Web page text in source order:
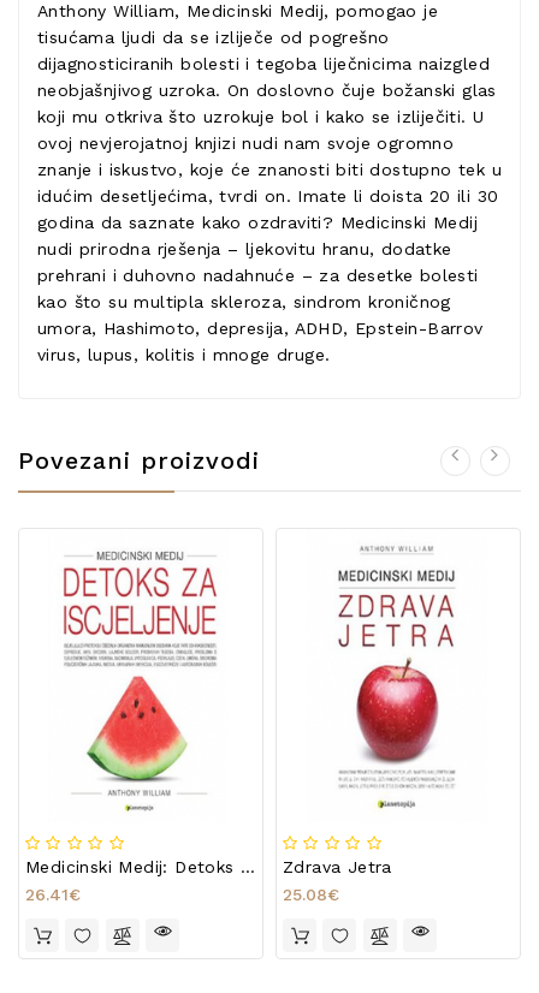
Anthony William, Medicinski Medij, pomogao je
tisućama ljudi da se izliječe od pogrešno
dijagnosticiranih bolesti i tegoba liječnicima naizgled
neobjašnjivog uzroka. On doslovno čuje božanski glas
koji mu otkriva što uzrokuje bol i kako se izliječiti. U
ovoj nevjerojatnoj knjizi nudi nam svoje ogromno
znanje i iskustvo, koje će znanosti biti dostupno tek u
idućim desetljećima, tvrdi on. Imate li doista 20 ili 30
godina da saznate kako ozdraviti? Medicinski Medij
nudi prirodna rješenja – ljekovitu hranu, dodatke
prehrani i duhovno nadahnuće – za desetke bolesti
kao što su multipla skleroza, sindrom kroničnog
umora, Hashimoto, depresija, ADHD, Epstein-Barrov
virus, lupus, kolitis i mnoge druge.
Povezani proizvodi
Medicinski Medij: Detoks Za Iscjeljenje
26.41€
Zdrava Jetra
25.08€